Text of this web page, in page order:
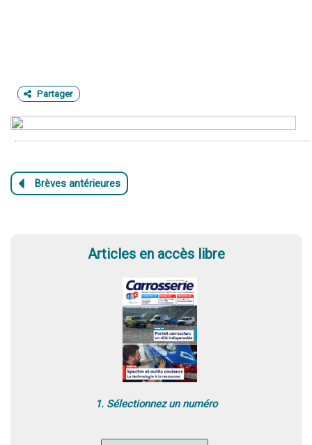
Partager
Articles en accès libre
1. Sélectionnez un numéro